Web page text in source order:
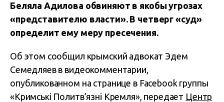
Беляла Адилова обвиняют в якобы угрозах
«представителю власти». В четверг «суд»
определит ему меру пресечения.
Об этом сообщил крымский адвокат Эдем
Семедляев в видеокомментарии,
опубликованном на странице в Facebook группы
«Кримські Политв’язні Кремля», передает Центр